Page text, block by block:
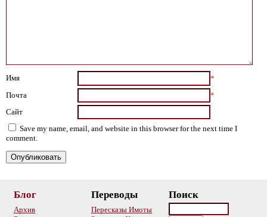
Имя
*
Почта
*
Сайт
Save my name, email, and website in this browser for the next time I
comment.
Блог
Архив
Переводы
Пересказы Имоты
Поиск